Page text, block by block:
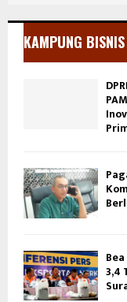
KAMPUNG BISNIS
3,4